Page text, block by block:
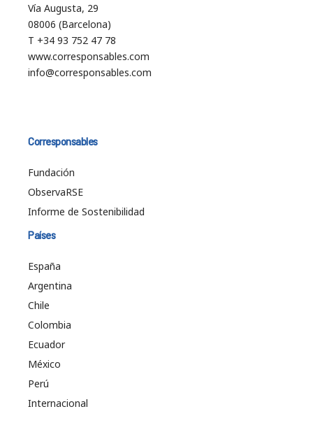
Vía Augusta, 29
08006 (Barcelona)
T +34 93 752 47 78
www.corresponsables.com
info@corresponsables.com
Corresponsables
Fundación
ObservaRSE
Informe de Sostenibilidad
Países
España
Argentina
Chile
Colombia
Ecuador
México
Perú
Internacional